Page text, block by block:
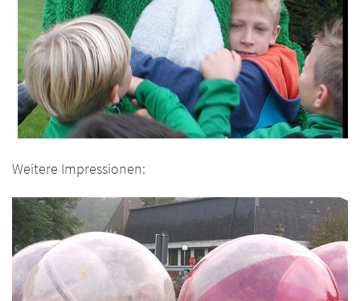
Weitere Impressionen: